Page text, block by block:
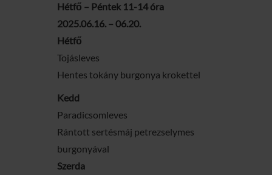
Hétfő – Péntek 11-14 óra
2025.06.16. – 06.20.
Hétfő
Tojásleves
Hentes tokány burgonya krokettel
Kedd
Paradicsomleves
Rántott sertésmáj petrezselymes
burgonyával
Szerda